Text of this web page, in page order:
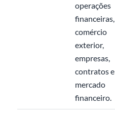
operações
financeiras,
comércio
exterior,
empresas,
contratos e
mercado
financeiro.